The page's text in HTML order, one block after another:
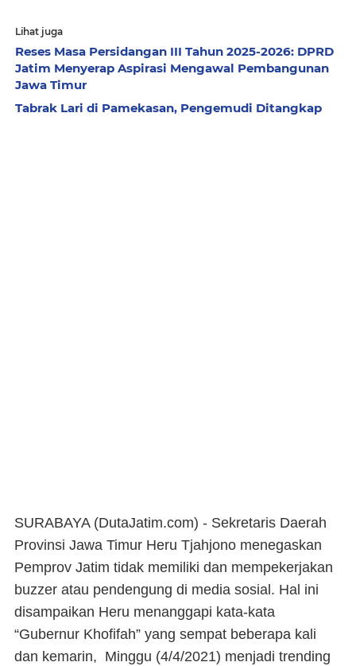
Lihat juga
Reses Masa Persidangan III Tahun 2025-2026: DPRD
Jatim Menyerap Aspirasi Mengawal Pembangunan
Jawa Timur
Tabrak Lari di Pamekasan, Pengemudi Ditangkap
SURABAYA (DutaJatim.com) - Sekretaris Daerah
Provinsi Jawa Timur Heru Tjahjono menegaskan
Pemprov Jatim tidak memiliki dan mempekerjakan
buzzer atau pendengung di media sosial. Hal ini
disampaikan Heru menanggapi kata-kata
“Gubernur Khofifah” yang sempat beberapa kali
dan kemarin, Minggu (4/4/2021) menjadi trending